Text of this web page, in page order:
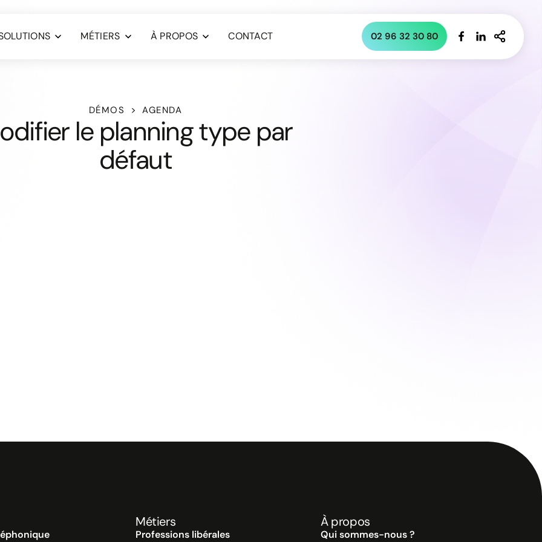
MÉTIERS À PROPOS CONTACT 02 96 32 30 80
DÉMOS AGENDA
le planning type par
défaut
Métiers
Professions libérales
À propos
Qui sommes-nous ?